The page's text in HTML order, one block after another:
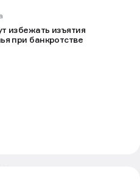
избежать изъятия
при банкротстве